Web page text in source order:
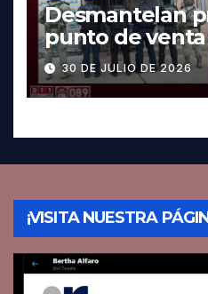
Desmantelan
punto de
Pachuca; hay
30 DE JULIO DE 2026
¡VISITA NUESTRA